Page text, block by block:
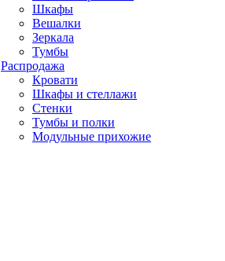
Шкафы
Вешалки
Зеркала
Тумбы
Распродажа
Кровати
Шкафы и стеллажи
Стенки
Тумбы и полки
Модульные прихожие